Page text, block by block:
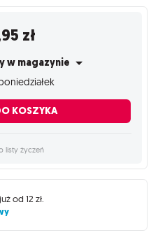
zł
w magazynie
KOSZYKA
listy życzeń
od 12 zł